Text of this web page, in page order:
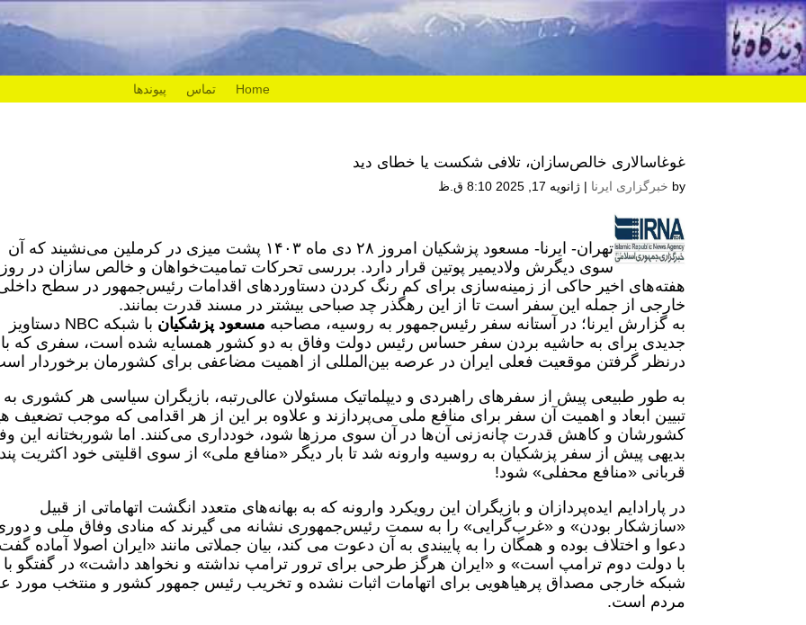
Home تماس پیوندها
غوغاسالاری خالص‌سازان، تلافی شکست یا خطای دید
by خبرگزاری ایرنا |ژانویه 17, 2025 8:10 ق.ظ
تهران- ایرنا- مسعود پزشکیان امروز ۲۸ دی ماه ۱۴۰۳ پشت میزی در کرملین می‌نشیند که آن
سوی دیگرش ولادیمیر پوتین قرار دارد. بررسی تحرکات تمامیت‌خواهان و خالص سازان در
هفته‌های اخیر حاکی از زمینه‌سازی برای کم رنگ کردن دستاوردهای اقدامات رئیس‌جمهور در سطح
خارجی از جمله این سفر است تا از این رهگذر چد صباحی بیشتر در مسند قدرت بمانند.
به گزارش ایرنا؛ در آستانه سفر رئیس‌جمهور به روسیه، مصاحبه مسعود پزشکیان
با شبکه NBC دستاویز
جدیدی برای به حاشیه بردن سفر حساس رئیس دولت وفاق به دو کشور همسایه شده است، سفری که با
درنظر گرفتن موقعیت فعلی ایران در عرصه بین‌المللی از اهمیت مضاعفی برای کشورمان برخوردار
به طور طبیعی پیش از سفرهای راهبردی و دیپلماتیک مسئولان عالی‌رتبه، بازیگران سیاسی هر کشوری به
تبیین ابعاد و اهمیت آن سفر برای منافع ملی می‌پردازند و علاوه بر این از هر اقدامی که موجب تضعیف
کشورشان و کاهش قدرت چانه‌زنی آن‌ها در آن سوی مرزها شود، خودداری می‌کنند. اما شوربختانه این
بدیهی پیش از سفر پزشکیان به روسیه وارونه شد تا بار دیگر «منافع ملی» از سوی اقلیتی خود اکثریت
قربانی «منافع محفلی» شود!
در پارادایم ایده‌پردازان و بازیگران این رویکرد وارونه که به بهانه‌های متعدد انگشت اتهاماتی از قبیل
«سازشکار بودن» و «غرب‌گرایی» را به سمت رئیس‌جمهوری نشانه می گیرند که منادی وفاق ملی و
دعوا و اختلاف بوده و همگان را به پایبندی به آن دعوت می کند، بیان جملاتی مانند «ایران اصولا آماده
با دولت دوم ترامپ است» و «ایران هرگز طرحی برای ترور ترامپ نداشته و نخواهد داشت» در گفتگو
شبکه خارجی مصداق پرهیاهویی برای اتهامات اثبات نشده و تخریب رئیس جمهور کشور و منتخب مورد
مردم است.